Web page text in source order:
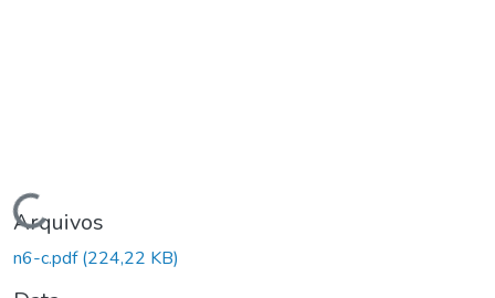
Carregando...
Arquivos
n6-c.pdf(224,22 KB)